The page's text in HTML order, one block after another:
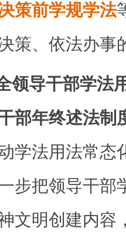
策前学规学法
策、依法办事
领导干部学法
部年终述法制
学法用法常态
步把领导干部
文明创建内容